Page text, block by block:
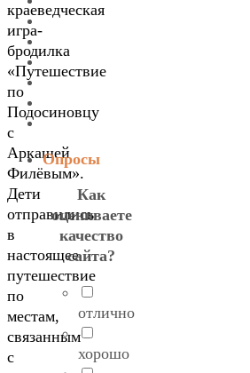
краеведческая
игра-
бродилка
«Путешествие
по
Подосиновцу
с
Аркашей
Филёвым».
Дети
отправились
в
настоящее
путешествие
по
местам,
связанным
с
Опросы
Как
оцениваете
качество
сайта?
отлично
хорошо